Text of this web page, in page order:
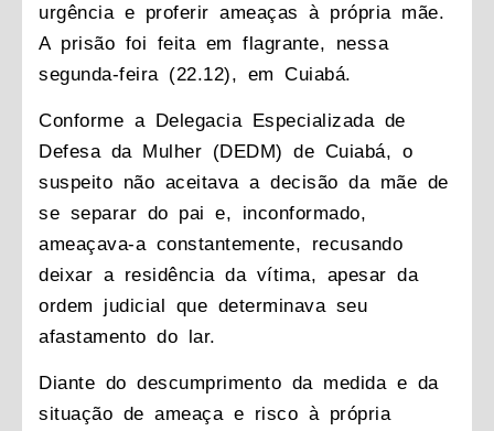
urgência e proferir ameaças à própria mãe.
A prisão foi feita em flagrante, nessa
segunda-feira (22.12), em Cuiabá.
Conforme a Delegacia Especializada de
Defesa da Mulher (DEDM) de Cuiabá, o
suspeito não aceitava a decisão da mãe de
se separar do pai e, inconformado,
ameaçava-a constantemente, recusando
deixar a residência da vítima, apesar da
ordem judicial que determinava seu
afastamento do lar.
Diante do descumprimento da medida e da
situação de ameaça e risco à própria